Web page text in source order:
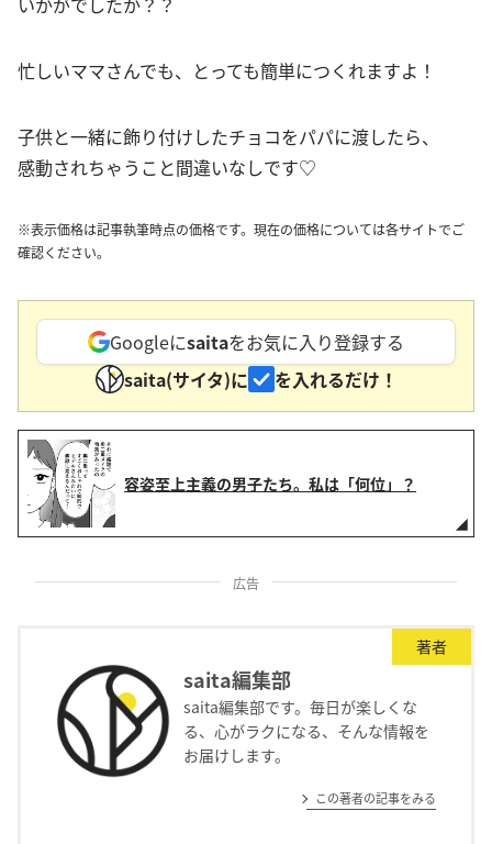
忙しいママさんでも、とっても簡単につくれますよ！
子供と一緒に飾り付けしたチョコをパパに渡したら、
感動されちゃうこと間違いなしです♡
※表示価格は記事執筆時点の価格です。現在の価格については各サイトでご
確認ください。
Googleにsaitaをお気に入り登録する
saita(サイタ)に
を入れるだけ！
容姿至上主義の男子たち。私は「何位」？
広告
著者
saita編集部
saita編集部です。毎日が楽しくな
る、心がラクになる、そんな情報を
お届けします。
この著者の記事をみる